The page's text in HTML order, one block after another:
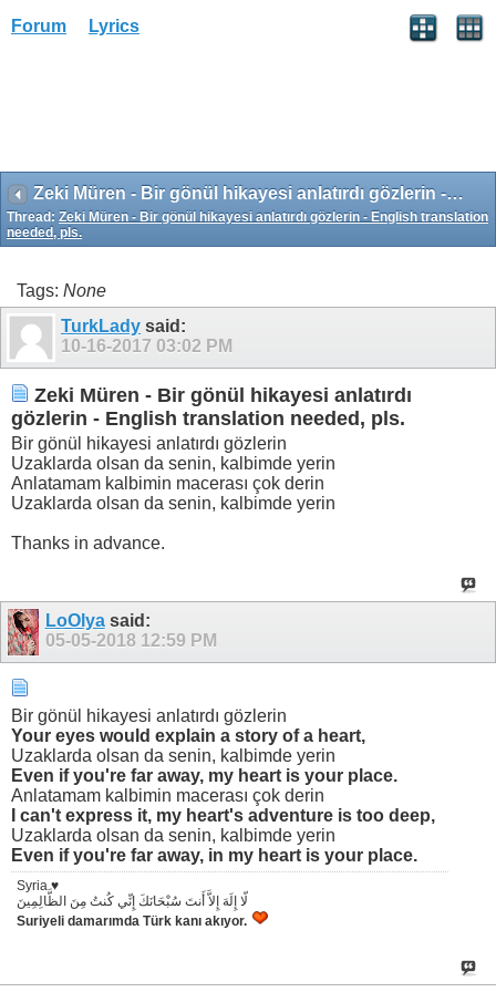
Forum Lyrics
Zeki Müren - Bir gönül hikayesi anlatırdı gözlerin - English translation needed, pls.
Thread: Zeki Müren - Bir gönül hikayesi anlatırdı gözlerin - English translation
needed, pls.
Tags: None
TurkLady said:
10-16-2017 03:02 PM
Zeki Müren - Bir gönül hikayesi anlatırdı
gözlerin - English translation needed, pls.
Bir gönül hikayesi anlatırdı gözlerin
Uzaklarda olsan da senin, kalbimde yerin
Anlatamam kalbimin macerası çok derin
Uzaklarda olsan da senin, kalbimde yerin
Thanks in advance.
LoOlyasaid:
05-05-2018 12:59 PM
Bir gönül hikayesi anlatırdı gözlerin
Your eyes would explain a story of a heart,
Uzaklarda olsan da senin, kalbimde yerin
Even if you're far away, my heart is your place.
Anlatamam kalbimin macerası çok derin
I can't express it, my heart's adventure is too deep,
Uzaklarda olsan da senin, kalbimde yerin
Even if you're far away, in my heart is your place.
Syria ♥
لّا إِلَهَ إِلاَّ أَنتَ سُبْحَانَكَ إِنِّي كُنتُ مِنَ الظَّالِمِينَ
Suriyeli damarımda Türk kanı akıyor.